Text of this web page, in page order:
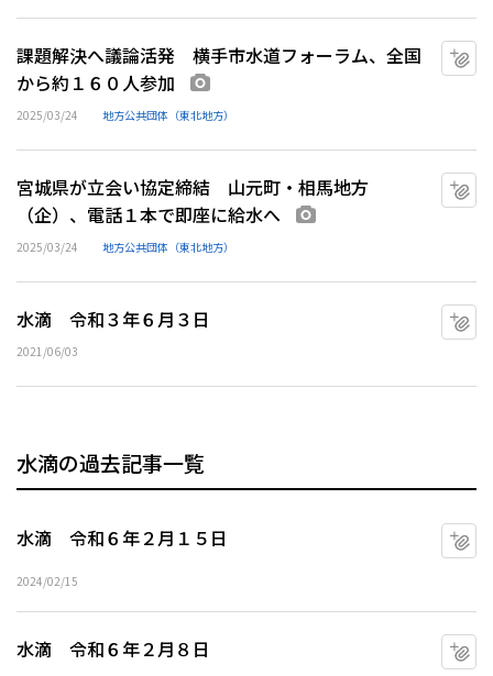
課題解決へ議論活発 横手市水道フォーラム、全国
から約１６０人参加
2025/03/24 地方公共団体（東北地方）
宮城県が立会い協定締結 山元町・相馬地方
（企）、電話１本で即座に給水へ
2025/03/24 地方公共団体（東北地方）
水滴 令和３年６月３日
2021/06/03
水滴の過去記事一覧
水滴 令和６年２月１５日
2024/02/15
水滴 令和６年２月８日